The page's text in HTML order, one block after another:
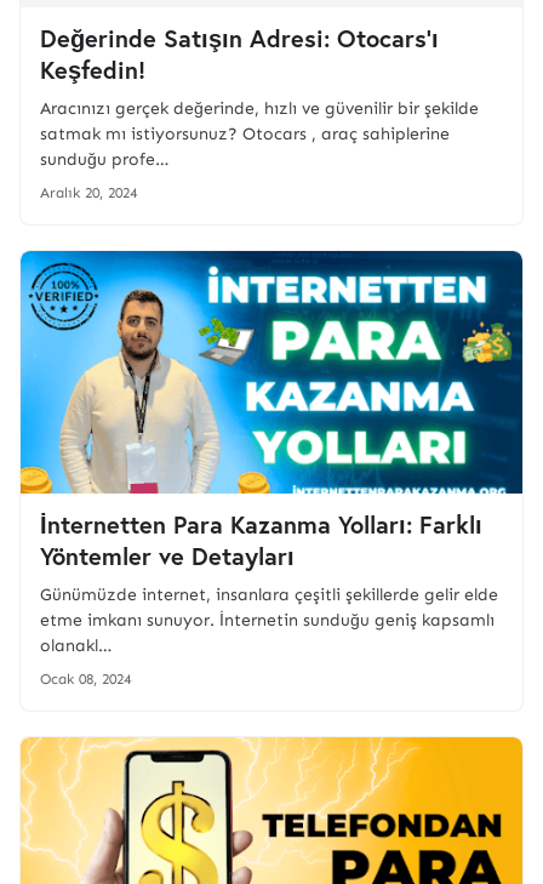
Değerinde Satışın Adresi: Otocars'ı
Keşfedin!
Aracınızı gerçek değerinde, hızlı ve güvenilir bir şekilde
satmak mı istiyorsunuz? Otocars , araç sahiplerine
sunduğu profe…
Aralık 20, 2024
İnternetten Para Kazanma Yolları: Farklı
Yöntemler ve Detayları
Günümüzde internet, insanlara çeşitli şekillerde gelir elde
etme imkanı sunuyor. İnternetin sunduğu geniş kapsamlı
olanakl…
Ocak 08, 2024